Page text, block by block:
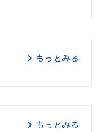
もっとみる
もっとみる